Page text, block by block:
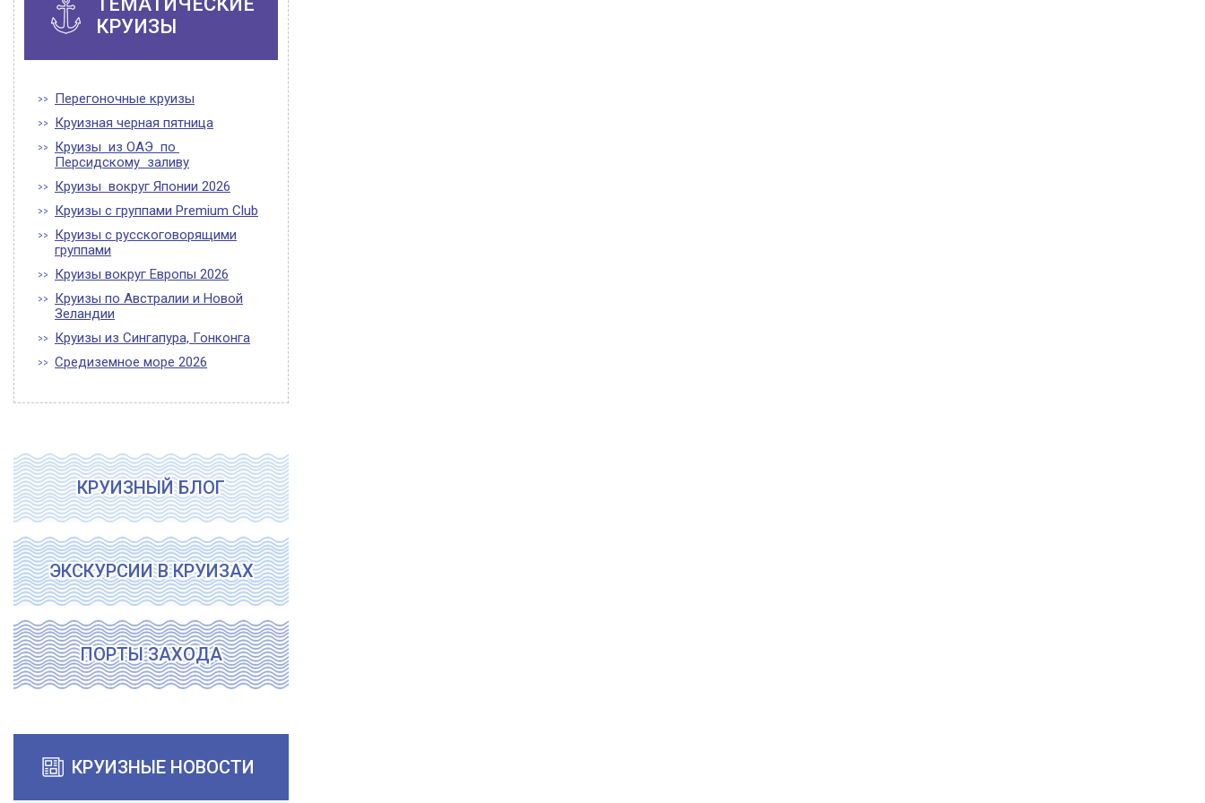
КРУИЗЫ
Перегоночные круизы
Круизная черная пятница
Круизы из ОАЭ по
Персидскому заливу
Круизы вокруг Японии 2026
Круизы с группами Premium Club
Круизы с русскоговорящими
группами
Круизы вокруг Европы 2026
Круизы по Австралии и Новой
Зеландии
Круизы из Сингапура, Гонконга
Средиземное море 2026
КРУИЗНЫЙ БЛОГ
ЭКСКУРСИИ В КРУИЗАХ
ПОРТЫ ЗАХОДА
КРУИЗНЫЕ НОВОСТИ